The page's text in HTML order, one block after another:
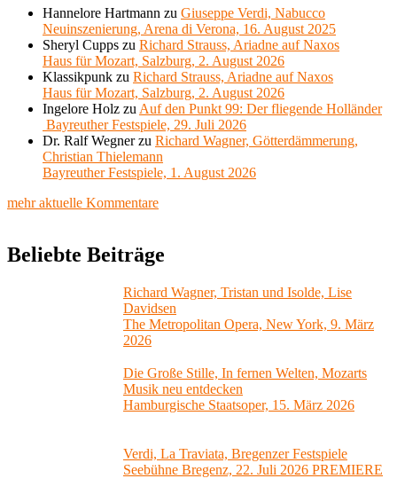
Hannelore Hartmann zu Giuseppe Verdi, Nabucco
Neuinszenierung, Arena di Verona, 16. August 2025
Sheryl Cupps zu Richard Strauss, Ariadne auf Naxos
Haus für Mozart, Salzburg, 2. August 2026
Klassikpunk zu Richard Strauss, Ariadne auf Naxos
Haus für Mozart, Salzburg, 2. August 2026
Ingelore Holz zu Auf den Punkt 99: Der fliegende Holländer
Bayreuther Festspiele, 29. Juli 2026
Dr. Ralf Wegnerzu Richard Wagner, Götterdämmerung,
Christian Thielemann
Bayreuther Festspiele, 1. August 2026
mehr aktuelle Kommentare
Beliebte Beiträge
Richard Wagner, Tristan und Isolde, Lise
Davidsen
The Metropolitan Opera, New York, 9. März
2026
Die Große Stille, In fernen Welten, Mozarts
Musik neu entdecken
Hamburgische Staatsoper, 15. März 2026
Verdi, La Traviata, Bregenzer Festspiele
Seebühne Bregenz, 22. Juli 2026 PREMIERE